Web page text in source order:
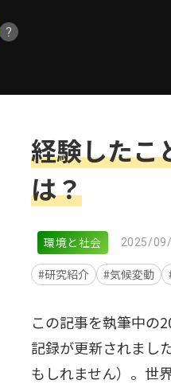
経験したこ
は？
環境と社会 2025/
#研究紹介 #気候変動
この記事を執筆中の
記録が更新されまし
もしれません）。世